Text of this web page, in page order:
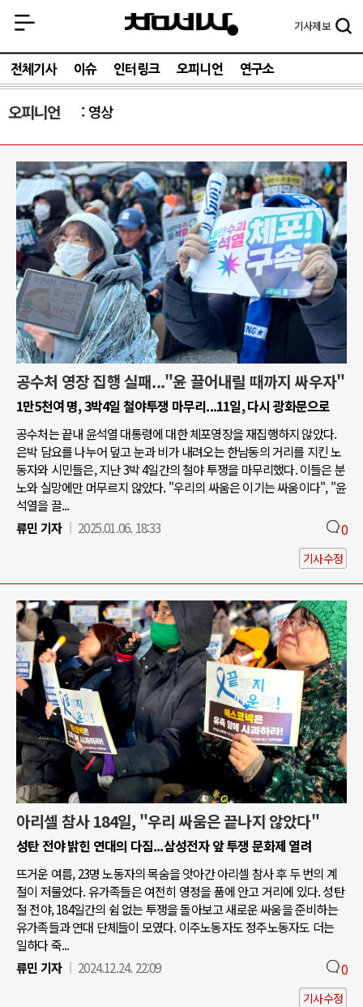
기사제보
전체기사 이슈 인터링크 오피니언 연구소
오피니언 영상
공수처 영장 집행 실패..."윤 끌어내릴 때까지 싸우자"
1만5천여 명, 3박4일 철야투쟁 마무리...11일, 다시 광화문으로
공수처는 끝내 윤석열 대통령에 대한 체포영장을 재집행하지 않았다.
은박 담요를 나누어 덮고 눈과 비가 내려오는 한남동의 거리를 지킨 노
동자와 시민들은, 지난 3박 4일간의 철야 투쟁을 마무리했다. 이들은 분
노와 실망에만 머무르지 않았다. "우리의 싸움은 이기는 싸움이다", "윤
석열을 끌...
류민 기자
2025.01.06. 18:33 0
기사수정
아리셀 참사 184일, "우리 싸움은 끝나지 않았다"
성탄 전야 밝힌 연대의 다짐...삼성전자 앞 투쟁 문화제 열려
뜨거운 여름, 23명 노동자의 목숨을 앗아간 아리셀 참사 후 두 번의 계
절이 저물었다. 유가족들은 여전히 영정을 품에 안고 거리에 있다. 성탄
절 전야, 184일간의 쉼 없는 투쟁을 돌아보고 새로운 싸움을 준비하는
유가족들과 연대 단체들이 모였다. 이주노동자도 정주노동자도 더는
일하다 죽...
류민 기자
2024.12.24. 22:09 0
기사수정